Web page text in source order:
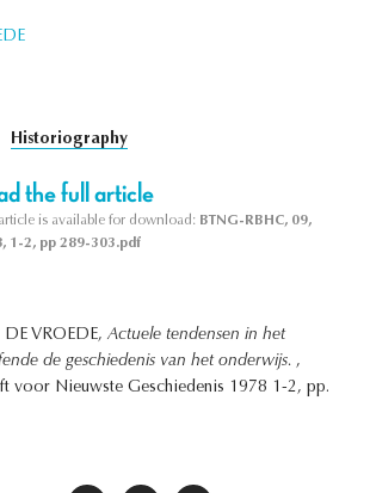
Historiography
the full article
article is available for download: BTNG-RBHC, 09,
1-2, pp 289-303.pdf
DE VROEDE, Actuele tendensen in het
de geschiedenis van het onderwijs. ,
voor Nieuwste Geschiedenis 1978 1-2, pp.